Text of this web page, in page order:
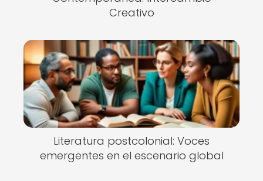
Creativo
Literatura postcolonial: Voces
emergentes en el escenario global